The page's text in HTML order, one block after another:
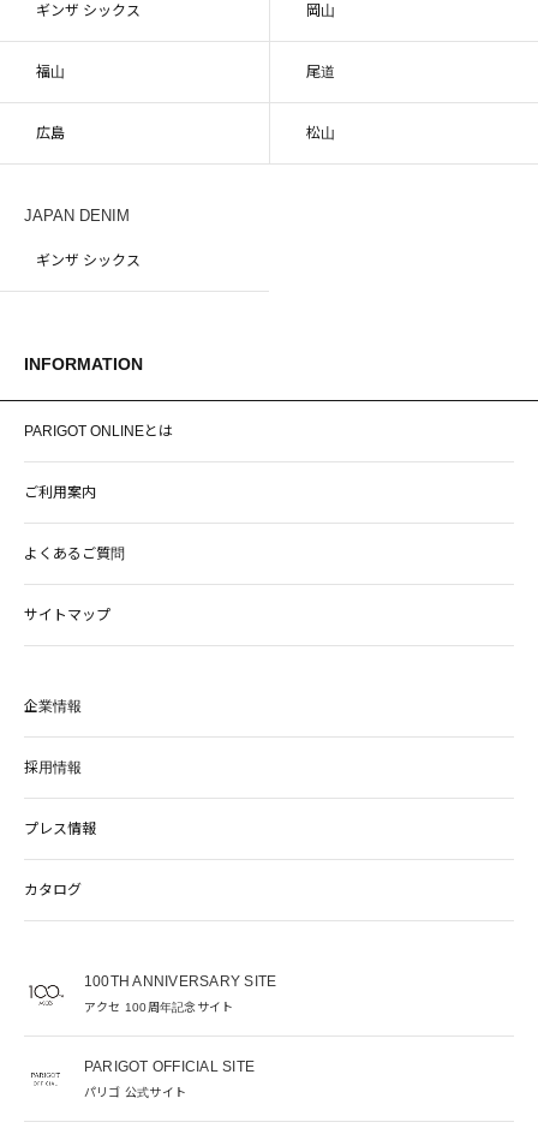
ギンザ シックス 岡山
福山 尾道
広島 松山
JAPAN DENIM
ギンザ シックス
INFORMATION
PARIGOT ONLINEとは
ご利用案内
よくあるご質問
サイトマップ
企業情報
採用情報
プレス情報
カタログ
100TH ANNIVERSARY SITE
アクセ 100周年記念サイト
PARIGOT OFFICIAL SITE
パリゴ 公式サイト